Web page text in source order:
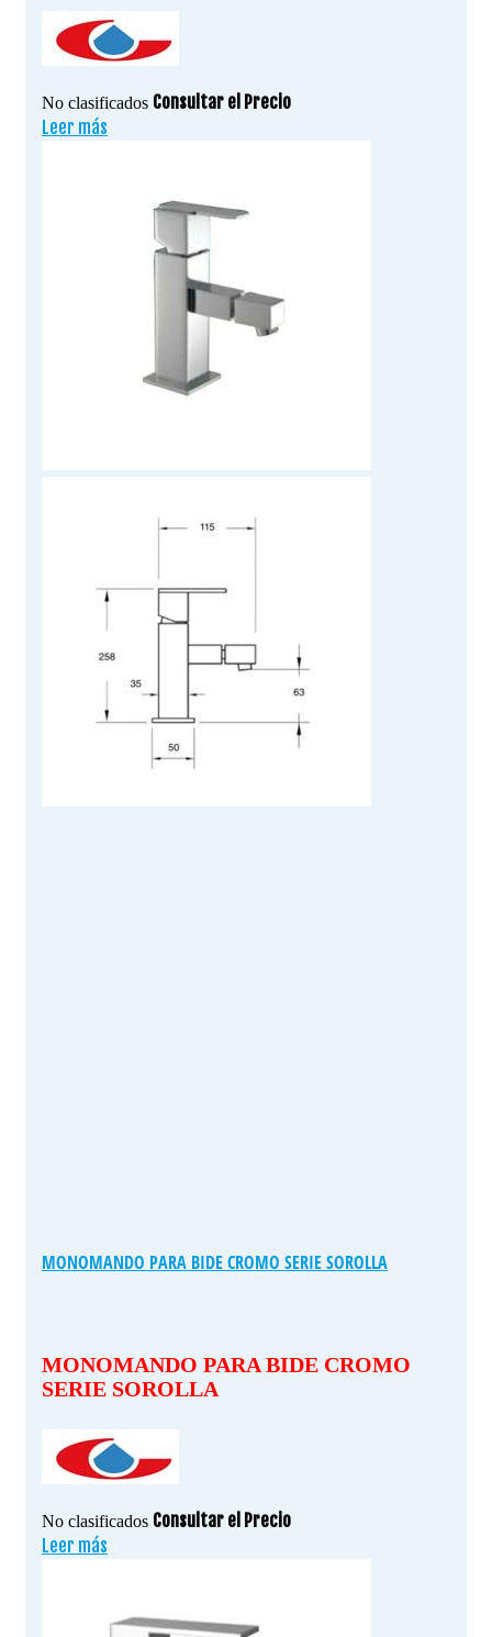
No clasificados Consultar el Precio
Leer más
MONOMANDO PARA BIDE CROMO SERIE SOROLLA
MONOMANDO PARA BIDE CROMO
SERIE SOROLLA
No clasificados Consultar el Precio
Leer más